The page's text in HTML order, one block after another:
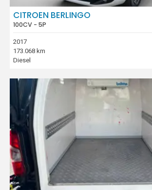
CITROEN BERLINGO
100CV - 5P
2017
173.068 km
Diesel